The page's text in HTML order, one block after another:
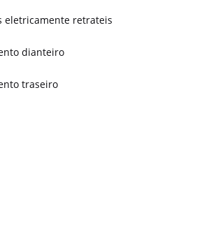
eletricamente retrateis
dianteiro
traseiro